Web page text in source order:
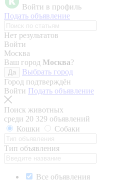
Войти в профиль
Подать объявление
Нет результатов
Войти
Москва
Ваш город Москва?
Да
Выбрать город
Город подтверждён
Войти Подать объявление
Поиск животных
среди 20 329 объявлений
Кошки
Собаки
Тип объявления
Все объявления